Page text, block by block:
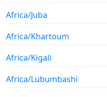
Africa/Juba
Africa/Khartoum
Africa/Kigali
Africa/Lubumbashi